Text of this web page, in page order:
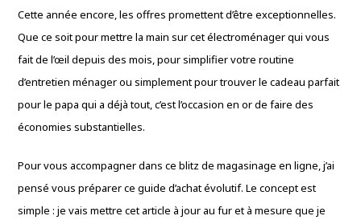
Cette année encore, les offres promettent d’être exceptionnelles.
Que ce soit pour mettre la main sur cet électroménager qui vous
fait de l’œil depuis des mois, pour simplifier votre routine
d’entretien ménager ou simplement pour trouver le cadeau parfait
pour le papa qui a déjà tout, c’est l’occasion en or de faire des
économies substantielles.
Pour vous accompagner dans ce blitz de magasinage en ligne, j’ai
pensé vous préparer ce guide d’achat évolutif. Le concept est
simple : je vais mettre cet article à jour au fur et à mesure que je